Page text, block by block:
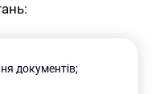
документів;